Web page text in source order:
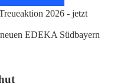
2026 - jetzt
EDEKA Südbayern